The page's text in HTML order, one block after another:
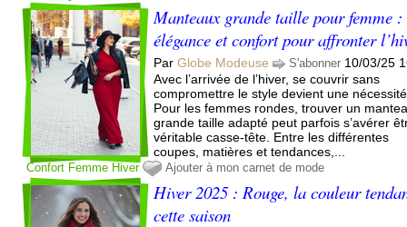
Manteaux grande taille pour femme :
élégance et confort pour affronter
ParGlobe Modeuse S'abonner 10/03/25
Avec l’arrivée de l’hiver, se couvrir sans
compromettre le style devient une
Pour les femmes rondes, trouver un
grande taille adapté peut parfois s’avérer
véritable casse-tête. Entre les différentes
coupes, matières et tendances,...
Confort Femme Hiver Ajouter à mon carnet de mode
Hiver 2025 : Rouge, la couleur
cette saison